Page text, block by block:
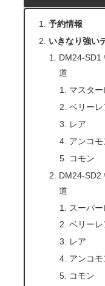
予約情報
いきなり強い
DM24-SD1
道
マスター
ベリーレ
レア
アンコモ
コモン
DM24-SD2
道
スーパー
ベリーレ
レア
アンコモ
コモン